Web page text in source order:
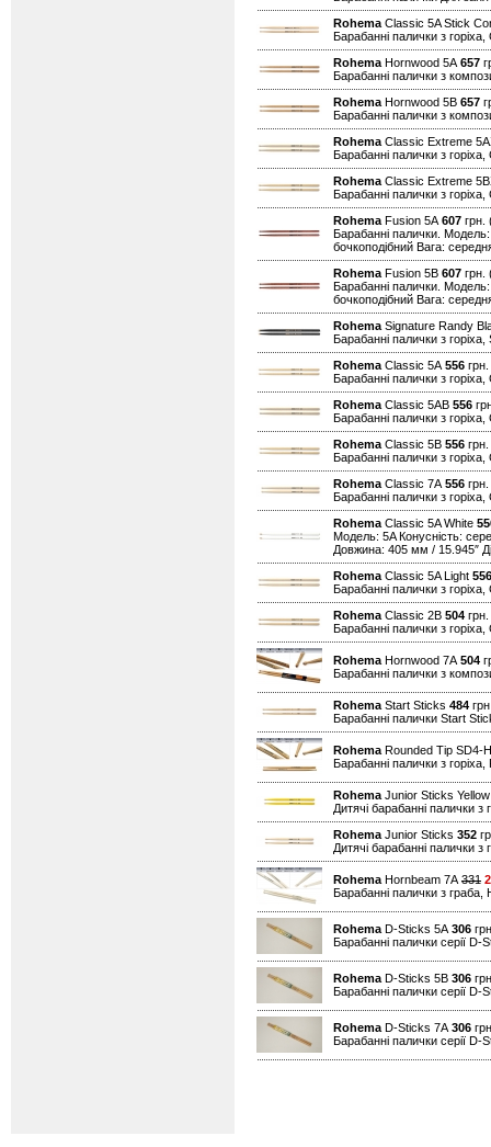
Rohema Classic 5A Stick
Барабанні палички з
Rohema Hornwood 5A 657
Барабанні палички з
Rohema Hornwood 5B 657
Барабанні палички з
Rohema Classic Extreme
Барабанні палички з
Rohema Classic Extreme
Барабанні палички з
Rohema Fusion 5A 607 грн.
Барабанні палички.
бочкоподібний Вага:
Rohema Fusion 5B 607 грн.
Барабанні палички.
бочкоподібний Вага:
Rohema Signature Randy
Барабанні палички з
Rohema Classic 5A 556
Барабанні палички з
Rohema Classic 5AB 556
Барабанні палички з
Rohema Classic 5B 556
Барабанні палички з
Rohema Classic 7A 556
Барабанні палички з
Rohema Classic 5A White
Модель: 5A Конусність:
Довжина: 405 мм / 15.945″
Rohema Classic 5A Light 556
Барабанні палички з
Rohema Classic 2B 504
Барабанні палички з
Rohema Hornwood 7A 504
Барабанні палички з
Rohema Start Sticks 484
Барабанні палички Start
Rohema Rounded Tip SD4-
Барабанні палички з
Rohema Junior Sticks
Дитячі барабанні палички з
Rohema Junior Sticks 352
Дитячі барабанні палички з
Rohema Hornbeam 7A 331
Барабанні палички з
Rohema D-Sticks 5A 306
Барабанні палички серії
Rohema D-Sticks 5B 306
Барабанні палички серії
Rohema D-Sticks 7A 306
Барабанні палички серії